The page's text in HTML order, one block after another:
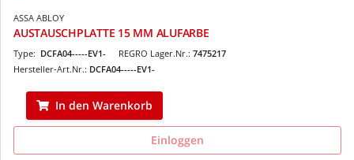
ASSA ABLOY
AUSTAUSCHPLATTE 15 MM ALUFARBE
REGRO Lager.Nr.: 7475217
Type: DCFA04-----EV1-
Hersteller-Art.Nr.: DCFA04-----EV1-
In den Warenkorb
Einloggen